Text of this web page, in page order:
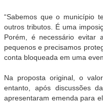
“Sabemos que o município
outros tributos. É uma
Porém, é necessário evitar
pequenos e precisamos
conta bloqueada em uma
Na proposta original, o
entanto, após discussões
apresentaram emenda para